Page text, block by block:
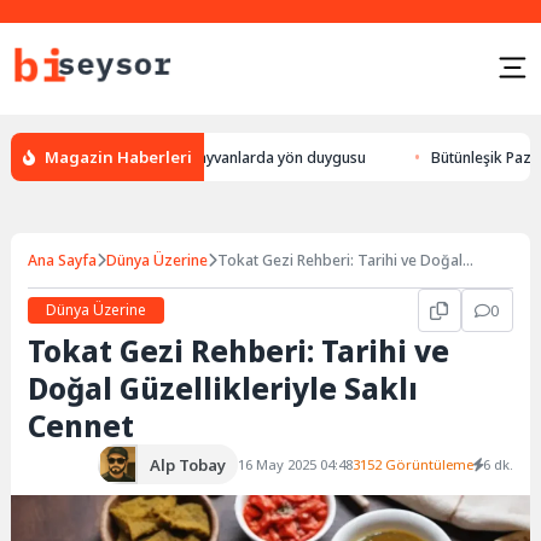
Magazin Haberleri
yön bulması, hayvanlarda yön duygusu Bütünleşik Pazarlama:
Ana Sayfa Dünya Üzerine Tokat Gezi Rehberi: Tarihi ve Doğal
Dünya Üzerine
0
Tokat Gezi Rehberi: Tarihi ve
Doğal Güzellikleriyle Saklı
Cennet
Alp Tobay 16 May 2025 04:483152 Görüntüleme 6 dk.